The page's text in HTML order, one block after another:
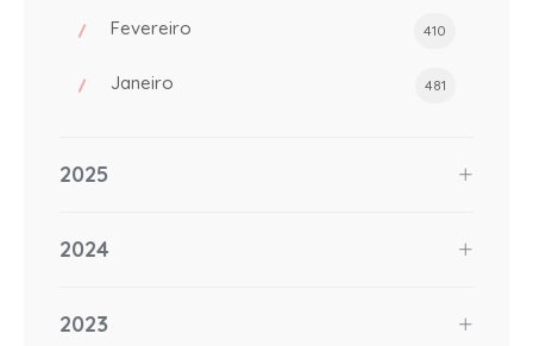
Fevereiro 410
Janeiro 481
2025
2024
2023